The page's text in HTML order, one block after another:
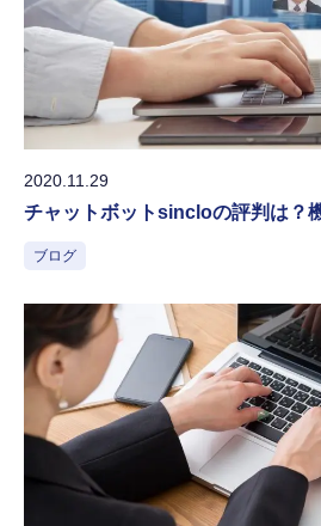
2020.11.29
チャットボットsincloの評判は？
ブログ